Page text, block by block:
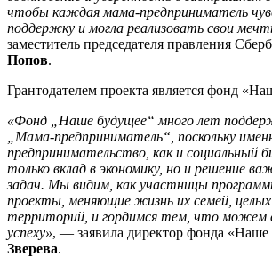
чтобы каждая мама-предприниматель
поддержку и могла реализовать свои
заместитель председателя правления
Попов.
Грантодателем проекта является фонд
«Фонд „Наше будущее“ много лет
„Мама-предприниматель“, поскольку
предпринимательство, как и социальный
только вклад в экономику, но и решение
задач. Мы видим, как участницы
проекты, меняющие жизнь их семей,
территорий, и гордимся тем, что можем
успеху», — заявила директор фонда «Наше
Зверева.